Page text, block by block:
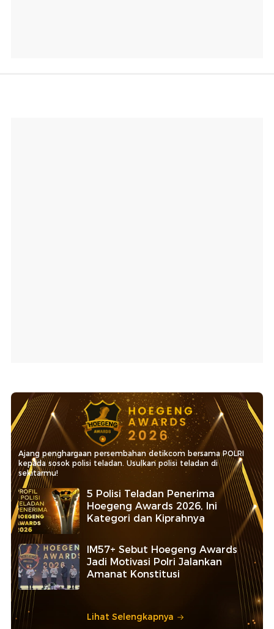
Ajang penghargaan persembahan detikcom bersama POLRI
kepada sosok polisi teladan. Usulkan polisi teladan di
sekitarmu!
5 Polisi Teladan Penerima
Hoegeng Awards 2026, Ini
Kategori dan Kiprahnya
IM57+ Sebut Hoegeng Awards
Jadi Motivasi Polri Jalankan
Amanat Konstitusi
Lihat Selengkapnya